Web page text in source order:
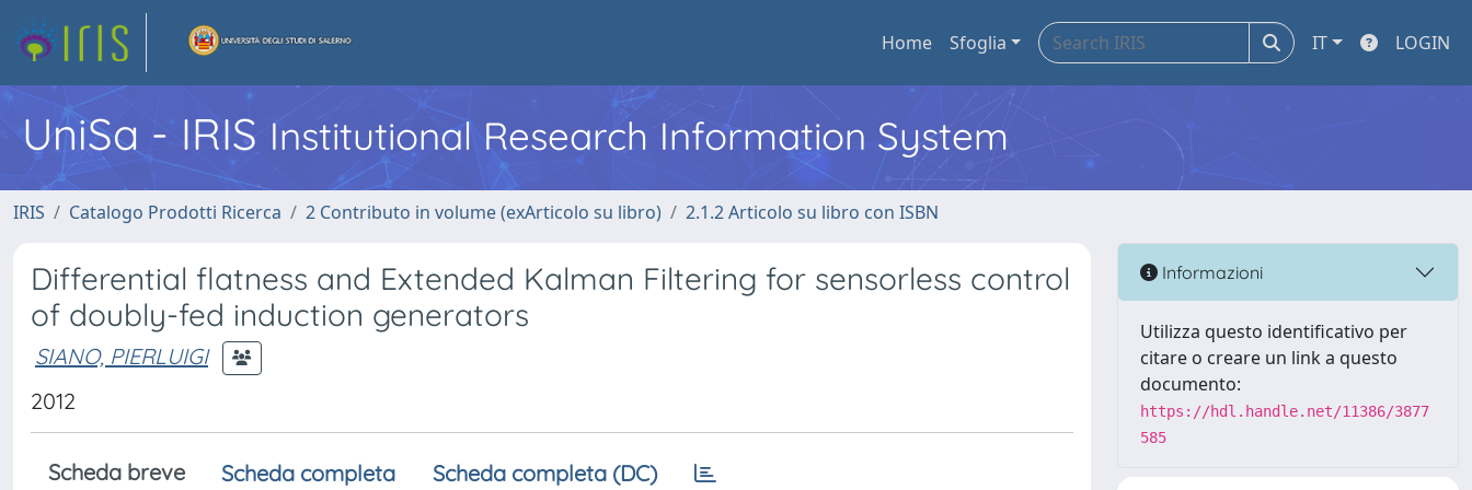
Home Sfoglia IT LOGIN
UniSa - IRIS Institutional Research Information System
IRIS Catalogo Prodotti Ricerca 2 Contributo in volume (exArticolo su libro) 2.1.2 Articolo su libro con ISBN
Differential flatness and Extended Kalman Filtering for sensorless control
of doubly-fed induction generators
SIANO, PIERLUIGI
2012
Scheda breve Scheda completa Scheda completa (DC)
Informazioni
Utilizza questo identificativo per
citare o creare un link a questo
documento:
https://hdl.handle.net/11386/3877
585